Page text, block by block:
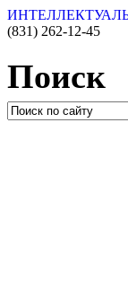
(831) 262-12-45
Поиск